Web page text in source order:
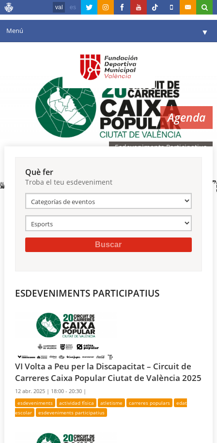
val es
Menú ▼
Instal·lacions
Comunicació ▼
València en esport ▼
Reserves
Agenda
Esdeveniments Participatius
Què fer
Troba el teu esdeveniment
ESDEVENIMENTS PARTICIPATIUS
VI Volta a Peu per la Discapacitat – Circuit de
Carreres Caixa Popular Ciutat de València 2025
12 abr. 2025 | 18:00 - 20:30 |
esdeveniments actividad física atletisme carreres populars
edat
escolar
esdeveniments participatius